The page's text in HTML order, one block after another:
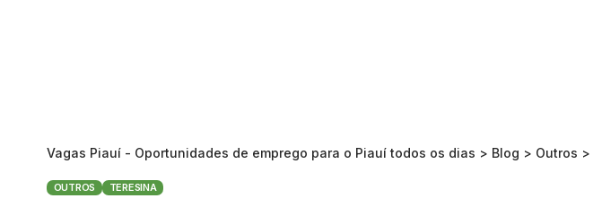
Vagas Piauí - Oportunidades de emprego para o Piauí todos os dias > Blog > Outros >
OUTROS TERESINA